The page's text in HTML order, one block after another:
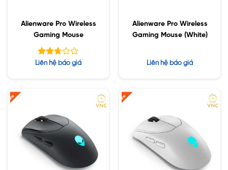
Alienware Pro Wireless
Gaming Mouse
Được
Liên hệ báo giá
Alienware Pro Wireless
Gaming Mouse (White)
Liên hệ báo giá